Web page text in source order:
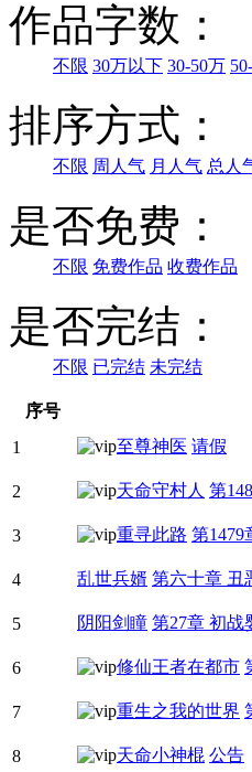
作品字数：
不限 30万以下 30-50万
排序方式：
不限 周人气 月人气 总人
是否免费：
不限 免费作品 收费作品
是否完结：
不限 已完结 未完结
序号
1
至尊神医 请假
2 天命守村人 第
3 重寻此路 第1479
4 乱世兵婿 第六十章 丑
5 阴阳剑瞳 第27章 初战
6 修仙王者在都市
7 重生之我的世界
8 天命小神棍 公告